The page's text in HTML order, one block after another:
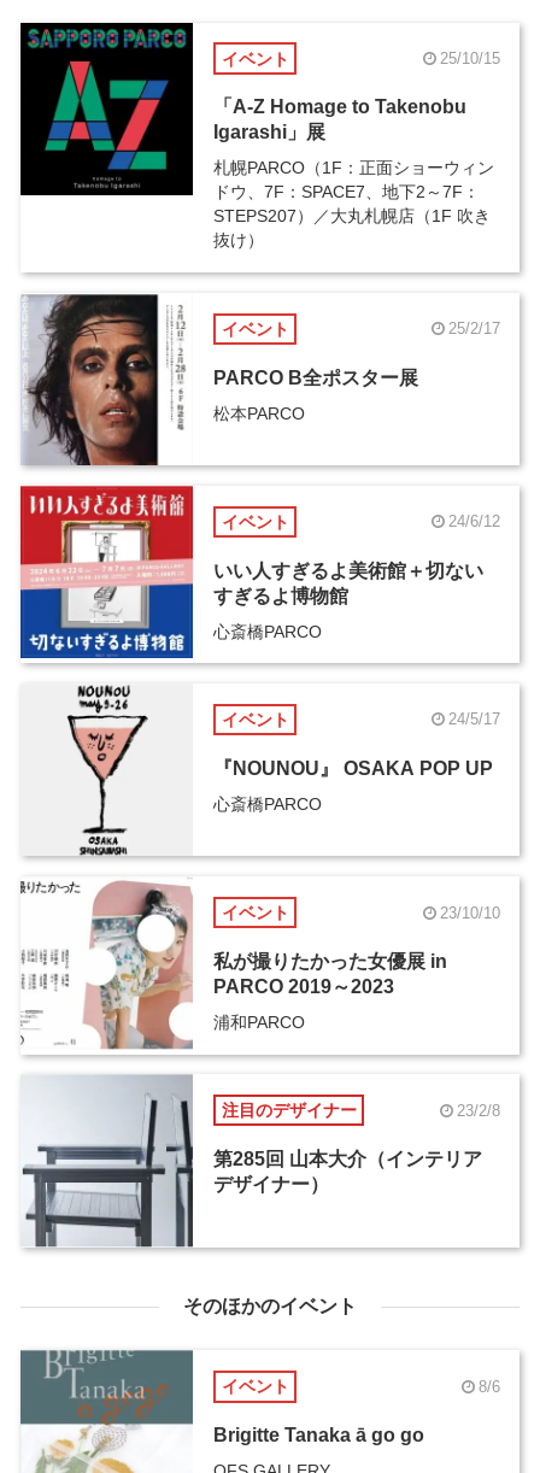
イベント 25/10/15
「A-Z Homage to Takenobu
Igarashi」展
札幌PARCO（1F：正面ショーウィン
ドウ、7F：SPACE7、地下2～7F：
STEPS207）／大丸札幌店（1F 吹き
抜け）
イベント 25/2/17
PARCO B全ポスター展
松本PARCO
イベント 24/6/12
いい人すぎるよ美術館＋切ない
すぎるよ博物館
心斎橋PARCO
イベント 24/5/17
『NOUNOU』 OSAKA POP UP
心斎橋PARCO
イベント 23/10/10
私が撮りたかった女優展 in
PARCO 2019～2023
浦和PARCO
注目のデザイナー 23/2/8
第285回 山本大介（インテリア
デザイナー）
そのほかのイベント
イベント 8/6
Brigitte Tanaka ā go go